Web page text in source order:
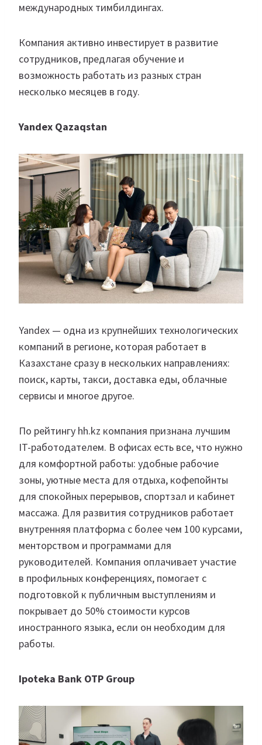
международных тимбилдингах.
Компания активно инвестирует в развитие
сотрудников, предлагая обучение и
возможность работать из разных стран
несколько месяцев в году.
Yandex Qazaqstan
Yandex — одна из крупнейших технологических
компаний в регионе, которая работает в
Казахстане сразу в нескольких направлениях:
поиск, карты, такси, доставка еды, облачные
сервисы и многое другое.
По рейтингу hh.kz компания признана лучшим
IT-работодателем. В офисах есть все, что нужно
для комфортной работы: удобные рабочие
зоны, уютные места для отдыха, кофепойнты
для спокойных перерывов, спортзал и кабинет
массажа. Для развития сотрудников работает
внутренняя платформа с более чем 100 курсами,
менторством и программами для
руководителей. Компания оплачивает участие
в профильных конференциях, помогает с
подготовкой к публичным выступлениям и
покрывает до 50% стоимости курсов
иностранного языка, если он необходим для
работы.
Ipoteka Bank OTP Group